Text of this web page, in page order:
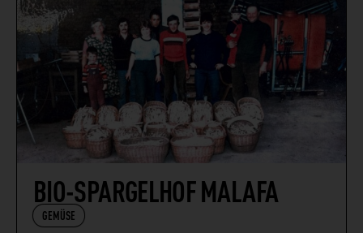
BIO-SPARGELHOF MALAFA
GEMÜSE